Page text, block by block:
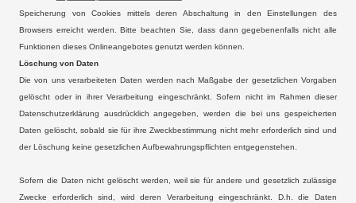
Speicherung von Cookies mittels deren Abschaltung in den Einstellungen des
Browsers erreicht werden. Bitte beachten Sie, dass dann gegebenenfalls nicht alle
Funktionen dieses Onlineangebotes genutzt werden können.
Löschung von Daten
Die von uns verarbeiteten Daten werden nach Maßgabe der gesetzlichen Vorgaben
gelöscht oder in ihrer Verarbeitung eingeschränkt. Sofern nicht im Rahmen dieser
Datenschutzerklärung ausdrücklich angegeben, werden die bei uns gespeicherten
Daten gelöscht, sobald sie für ihre Zweckbestimmung nicht mehr erforderlich sind und
der Löschung keine gesetzlichen Aufbewahrungspflichten entgegenstehen.
Sofern die Daten nicht gelöscht werden, weil sie für andere und gesetzlich zulässige
Zwecke erforderlich sind, wird deren Verarbeitung eingeschränkt. D.h. die Daten